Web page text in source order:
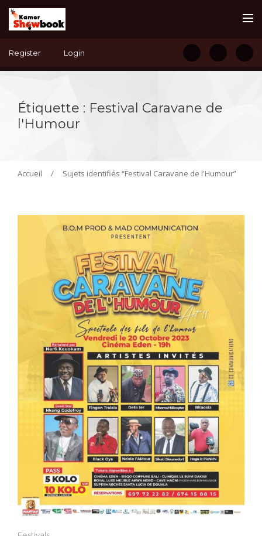
Register Login
Étiquette : Festival Caravane de
l'Humour
Accueil / Sujets identifiés “Festival Caravane de l'Humour”